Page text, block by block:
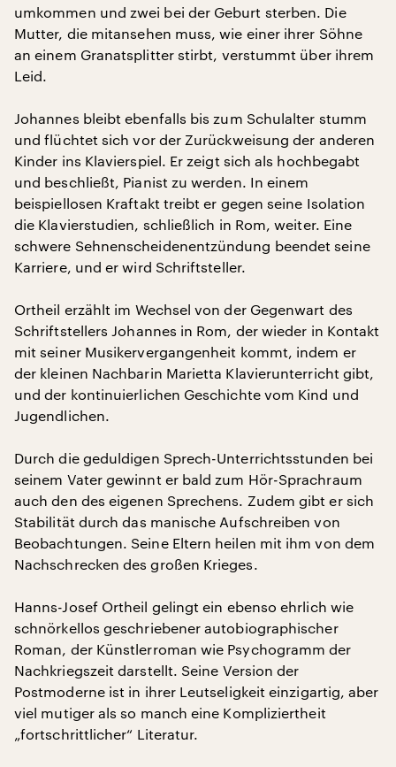
umkommen und zwei bei der Geburt sterben. Die
Mutter, die mitansehen muss, wie einer ihrer Söhne
an einem Granatsplitter stirbt, verstummt über ihrem
Leid.
Johannes bleibt ebenfalls bis zum Schulalter stumm
und flüchtet sich vor der Zurückweisung der anderen
Kinder ins Klavierspiel. Er zeigt sich als hochbegabt
und beschließt, Pianist zu werden. In einem
beispiellosen Kraftakt treibt er gegen seine Isolation
die Klavierstudien, schließlich in Rom, weiter. Eine
schwere Sehnenscheidenentzündung beendet seine
Karriere, und er wird Schriftsteller.
Ortheil erzählt im Wechsel von der Gegenwart des
Schriftstellers Johannes in Rom, der wieder in Kontakt
mit seiner Musikervergangenheit kommt, indem er
der kleinen Nachbarin Marietta Klavierunterricht gibt,
und der kontinuierlichen Geschichte vom Kind und
Jugendlichen.
Durch die geduldigen Sprech-Unterrichtsstunden bei
seinem Vater gewinnt er bald zum Hör-Sprachraum
auch den des eigenen Sprechens. Zudem gibt er sich
Stabilität durch das manische Aufschreiben von
Beobachtungen. Seine Eltern heilen mit ihm von dem
Nachschrecken des großen Krieges.
Hanns-Josef Ortheil gelingt ein ebenso ehrlich wie
schnörkellos geschriebener autobiographischer
Roman, der Künstlerroman wie Psychogramm der
Nachkriegszeit darstellt. Seine Version der
Postmoderne ist in ihrer Leutseligkeit einzigartig, aber
viel mutiger als so manch eine Kompliziertheit
„fortschrittlicher“ Literatur.